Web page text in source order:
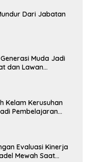
Dari Jabatan
Muda Jadi
dan Lawan
Kelam Kerusuhan
Pembelajaran
Evaluasi Kinerja
Mewah Saat